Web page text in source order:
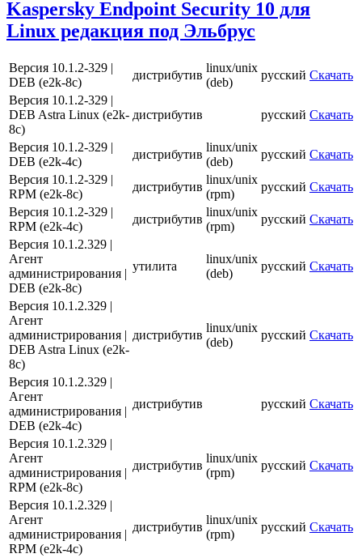
Kaspersky Endpoint Security 10 для
Linux редакция под Эльбрус
Версия 10.1.2-329 |
DEB (e2k-8c)
дистрибутив
linux/unix
(deb)
русский Скачать
Версия 10.1.2-329 |
DEB Astra Linux (e2k-
8c)
дистрибутив русский Скачать
Версия 10.1.2-329 |
DEB (e2k-4c)
дистрибутив
linux/unix
(deb)
русский Скачать
Версия 10.1.2-329 |
RPM (e2k-8c)
дистрибутив
linux/unix
(rpm)
русский Скачать
Версия 10.1.2-329 |
RPM (e2k-4c)
дистрибутив
linux/unix
(rpm)
русский Скачать
Версия 10.1.2.329 |
Агент
администрирования |
DEB (e2k-8c)
утилита
linux/unix
(deb)
русский Скачать
Версия 10.1.2.329 |
Агент
администрирования |
DEB Astra Linux (e2k-
8c)
дистрибутив
linux/unix
(deb)
русский Скачать
Версия 10.1.2.329 |
Агент
администрирования |
DEB (e2k-4c)
дистрибутив русский Скачать
Версия 10.1.2.329 |
Агент
администрирования |
RPM (e2k-8c)
дистрибутив
linux/unix
(rpm)
русский Скачать
Версия 10.1.2.329 |
Агент
администрирования |
RPM (e2k-4c)
дистрибутив
linux/unix
(rpm)
русский Скачать